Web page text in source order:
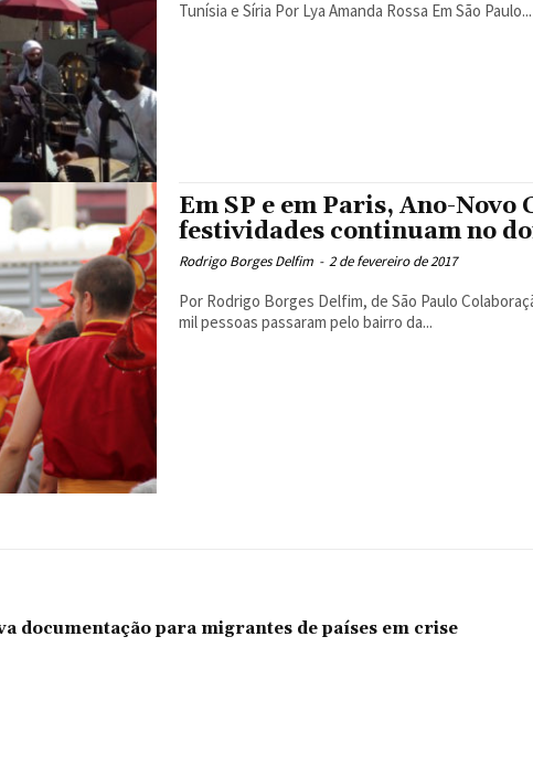
Tunísia e Síria Por Lya Amanda Rossa Em São Paulo...
Em SP e em Paris, Ano-
festividades continuam no
Rodrigo Borges Delfim - 2 de fevereiro de 2017
Por Rodrigo Borges Delfim, de São Paulo Colaboração de Denise Cogo e Sofia Zanforlin, de Paris Cerca de 200
mil pessoas passaram pelo bairro da...
documentação para migrantes de países em crise